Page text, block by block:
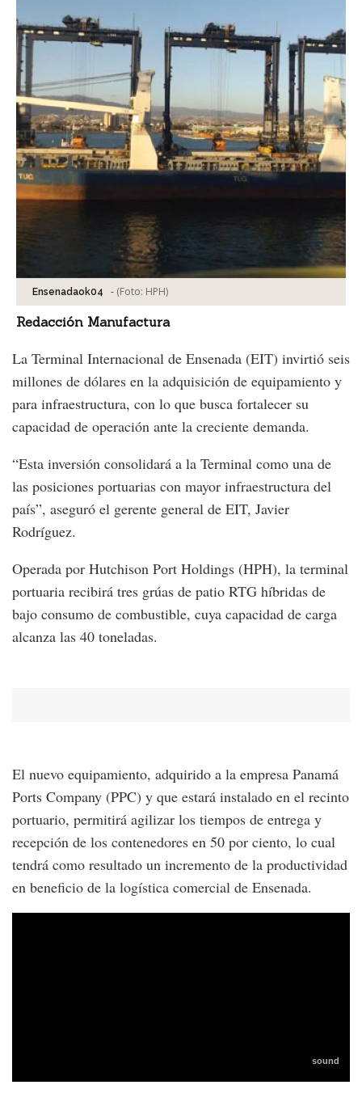
Ensenadaok04 - (Foto: HPH)
Redacción Manufactura
La Terminal Internacional de Ensenada (EIT) invirtió seis
millones de dólares en la adquisición de equipamiento y
para infraestructura, con lo que busca fortalecer su
capacidad de operación ante la creciente demanda.
“Esta inversión consolidará a la Terminal como una de
las posiciones portuarias con mayor infraestructura del
país”, aseguró el gerente general de EIT, Javier
Rodríguez.
Operada por Hutchison Port Holdings (HPH), la terminal
portuaria recibirá tres grúas de patio RTG híbridas de
bajo consumo de combustible, cuya capacidad de carga
alcanza las 40 toneladas.
El nuevo equipamiento, adquirido a la empresa Panamá
Ports Company (PPC) y que estará instalado en el recinto
portuario, permitirá agilizar los tiempos de entrega y
recepción de los contenedores en 50 por ciento, lo cual
tendrá como resultado un incremento de la productividad
en beneficio de la logística comercial de Ensenada.